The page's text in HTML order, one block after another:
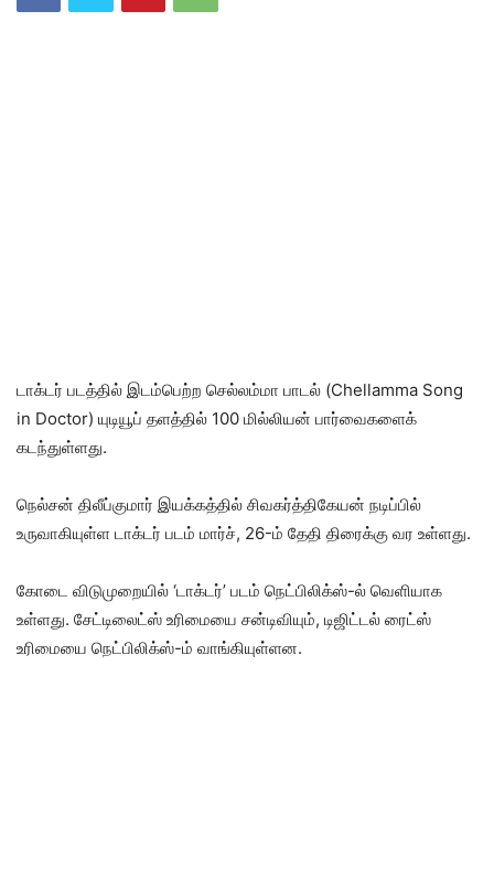
டாக்டர் படத்தில் இடம்பெற்ற செல்லம்மா பாடல் (Chellamma Song
in Doctor) யுடியூப் தளத்தில் 100 மில்லியன் பார்வைகளைக்
கடந்துள்ளது.
நெல்சன் திலீப்குமார் இயக்கத்தில் சிவகர்த்திகேயன் நடிப்பில்
உருவாகியுள்ள டாக்டர் படம் மார்ச், 26-ம் தேதி திரைக்கு வர உள்ளது.
கோடை விடுமுறையில் ‘டாக்டர்’ படம் நெட்பிலிக்ஸ்-ல் வெளியாக
உள்ளது. சேட்டிலைட்ஸ் உரிமையை சன்டிவியும், டிஜிட்டல் ரைட்ஸ்
உரிமையை நெட்பிலிக்ஸ்-ம் வாங்கியுள்ளன.